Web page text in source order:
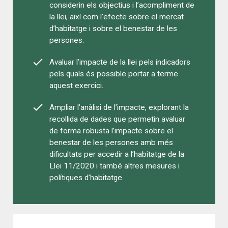
considerin els objectius i l’acompliment de
la llei, així com l’efecte sobre el mercat
d’habitatge i sobre el benestar de les
persones.
Avaluar l’impacte de la llei pels indicadors
pels quals és possible portar a terme
aquest exercici.
Ampliar l’anàlisi de l’impacte, explorant la
recollida de dades que permetin avaluar
de forma robusta l’impacte sobre el
benestar de les persones amb més
dificultats per accedir a l’habitatge de la
Llei 11/2020 i també altres mesures i
polítiques d’habitatge.